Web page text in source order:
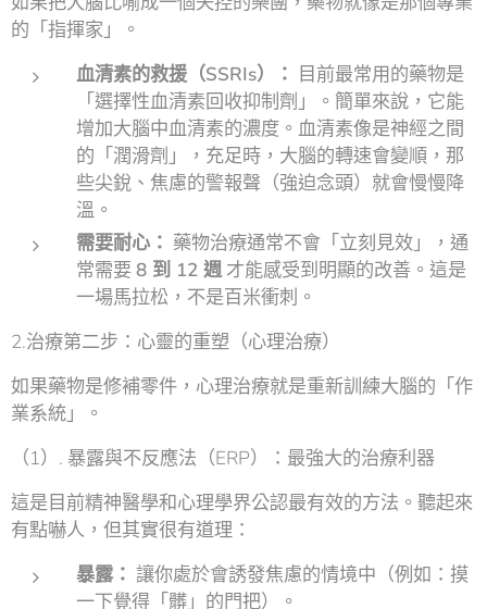
的「指揮家」。
血清素的救援（SSRIs）：
目前最常用的藥物是
「選擇性血清素回收抑制劑」。簡單來說，它能
增加大腦中血清素的濃度。血清素像是神經之間
的「潤滑劑」，充足時，大腦的轉速會變順，那
些尖銳、焦慮的警報聲（強迫念頭）就會慢慢降
溫。
需要耐心： 藥物治療通常不會「立刻見效」，通
常需要8 到 12 週才能感受到明顯的改善。這是
一場馬拉松，不是百米衝刺。
2.治療第二步：心靈的重塑（心理治療）
如果藥物是修補零件，心理治療就是重新訓練大腦的「作
業系統」。
（1）. 暴露與不反應法（ERP）：最強大的治療利器
這是目前精神醫學和心理學界公認最有效的方法。聽起來
有點嚇人，但其實很有道理：
暴露： 讓你處於會誘發焦慮的情境中（例如：摸
一下覺得「髒」的門把）。